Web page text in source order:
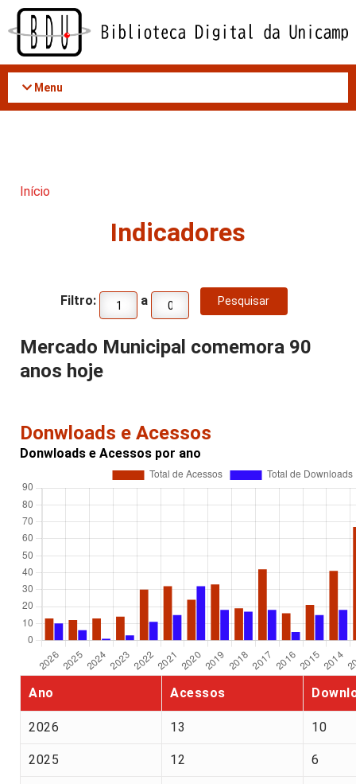
Acessar
conteúdo
Menu
Início
Indicadores
Filtro: a
Mercado Municipal comemora 90
anos hoje
Donwloads e Acessos
Donwloads e Acessos por ano
Ano Acessos
2026 13 10
2025 12 6